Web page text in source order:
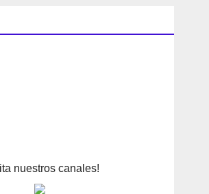
nuestros canales!